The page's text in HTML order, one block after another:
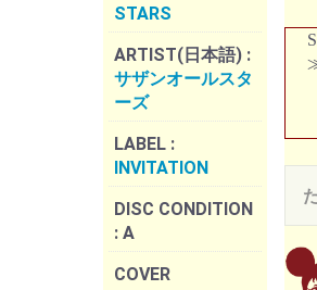
STARS
ARTIST(日本語) :
サザンオールスタ
ーズ
LABEL :
INVITATION
DISC CONDITION
: A
COVER